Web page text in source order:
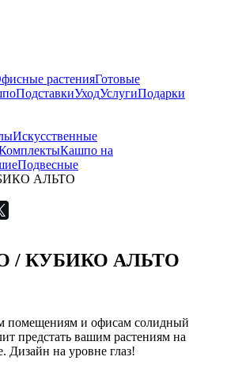
растенияГотовые
ПодставкиУходУслугиПодарки
Искусственные
Кашпо на
Подвесные
АЛЬТО
/ КУБИКО АЛЬТО
помещениям и офисам солидный
предстать вашим растениям на
Дизайн на уровне глаз!